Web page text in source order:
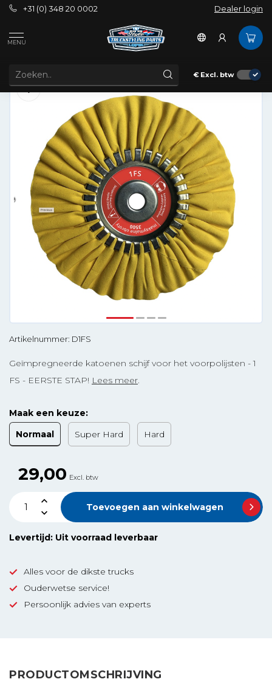
+31 (0) 348 20 0002 Dealer login
MENU
€ Excl. btw
Disc 1 First Step
Disc 1 First Step
Artikelnummer: D1FS
Geïmpregneerde katoenen schijf voor het voorpolijsten - 1
FS - EERSTE STAP! Lees meer.
Maak een keuze:
Normaal
Super Hard Hard
29,00 Excl. btw
Toevoegen aan winkelwagen
Levertijd: Uit voorraad leverbaar
Alles voor de dikste trucks
Ouderwetse service!
Persoonlijk advies van experts
PRODUCTOMSCHRIJVING